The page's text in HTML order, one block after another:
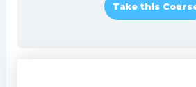
Take this